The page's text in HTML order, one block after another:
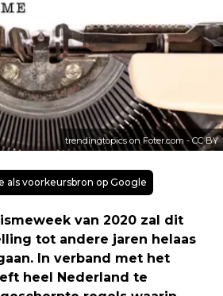
trendingtopics on Foter.com - CC BY
als voorkeursbron op Google
van 2020 zal dit
tot andere jaren helaas
In verband met het
heel Nederland te